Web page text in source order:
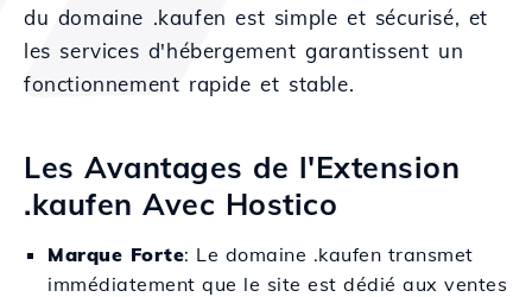
du domaine .kaufen est simple et sécurisé, et
les services d'hébergement garantissent un
fonctionnement rapide et stable.
Les Avantages de l'Extension
.kaufen Avec Hostico
Marque Forte: Le domaine .kaufen transmet
immédiatement que le site est dédié aux ventes